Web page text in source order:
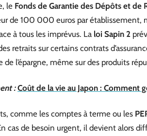
le Fonds de Garantie des Dépôts et de
de 100 000 euros par établissement,
à tous les imprévus. La loi Sapin 2
retraits sur certains contrats
l’épargne, même sur des produits
: Coût de la vie au Japon : Comment
comme les comptes à terme ou les
cas de besoin urgent, il devient alors